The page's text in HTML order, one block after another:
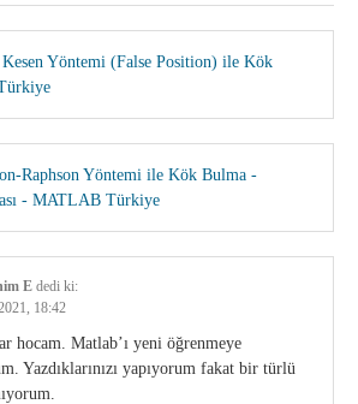
Kesen Yöntemi (False Position) ile Kök
Raphson Yöntemi ile Kök Bulma -
- MATLAB Türkiye
E dedi ki:
18:42
hocam. Matlab’ı yeni öğrenmeye
Yazdıklarınızı yapıyorum fakat bir türlü